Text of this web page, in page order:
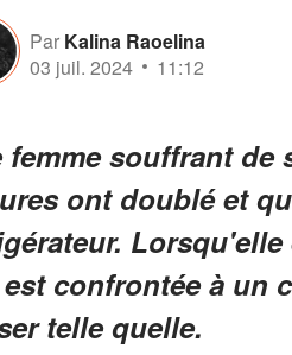
Par Kalina Raoelina
03 juil. 2024
11:12
femme souffrant
ont doublé et
confrontée à un
telle quelle.